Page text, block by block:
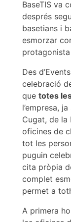
BaseTIS va
després
basetians i
esmorzar
protagonista
Des
celebració
que totes
l’empresa,
Cugat, de la
oficines de
tot les
puguin
cita pròpia
complet
permet a
A primera